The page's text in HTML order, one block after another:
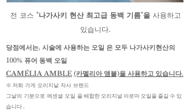
전 코스 "나가사키 현산 최고급 동백 기름"을사용하고
있습니다.
당점에서는, 시술에 사용하는 오일 은 모두 나가사키현산의
100% 퓨어 동백 오일
CAMÉLIA AMBLE (카멜리아 앰블)을 사용하고 있습니다.
※ 저희 가게 오리지날 자사 브랜드
그날의
기분으로 에센셜 오일 을 배합한 오리지널 아로마 오일을 즐길 수 있
습니다